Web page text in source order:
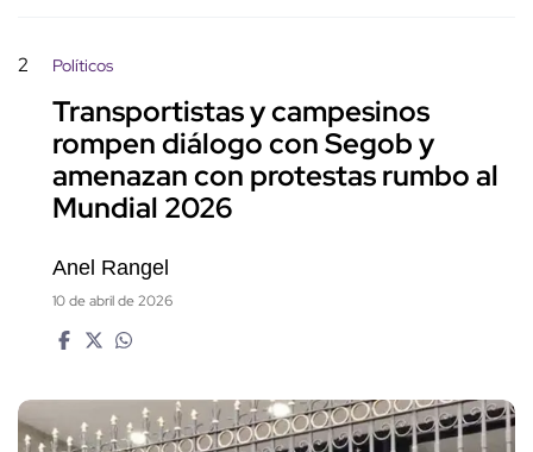
2 Políticos
Transportistas y campesinos
rompen diálogo con Segob y
amenazan con protestas rumbo al
Mundial 2026
Anel Rangel
10 de abril de 2026